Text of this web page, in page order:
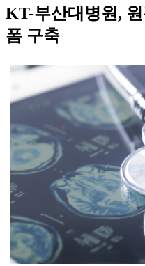
KT-부산대병원,
폼 구축